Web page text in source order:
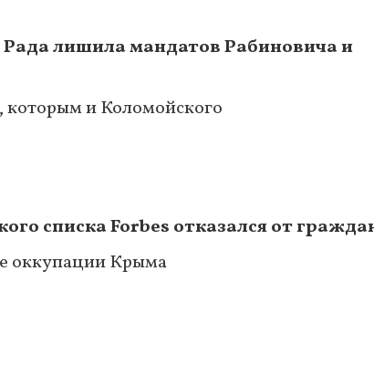
лишила мандатов Рабиновича и
и Коломойского
списка Forbes отказался от
оккупации Крыма